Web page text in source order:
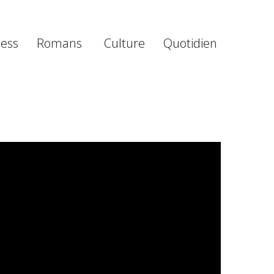
Romans Culture Quotidien